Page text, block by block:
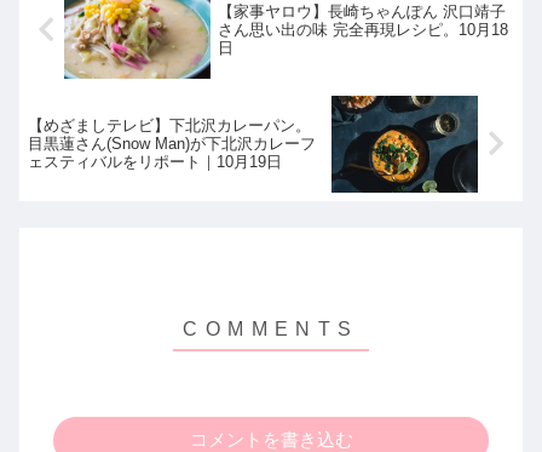
【家事ヤロウ】長崎ちゃんぽん 沢口靖子
さん思い出の味 完全再現レシピ。10月18
日
【めざましテレビ】下北沢カレーパン。
目黒蓮さん(Snow Man)が下北沢カレーフ
ェスティバルをリポート｜10月19日
コメントを書き込む